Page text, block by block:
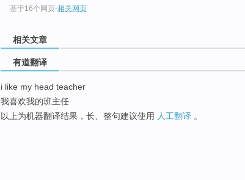
基于16个网页-相关网页
相关文章
有道翻译
i like my head teacher
我喜欢我的班主任
以上为机器翻译结果，长、整句建议使用 人工翻译 。